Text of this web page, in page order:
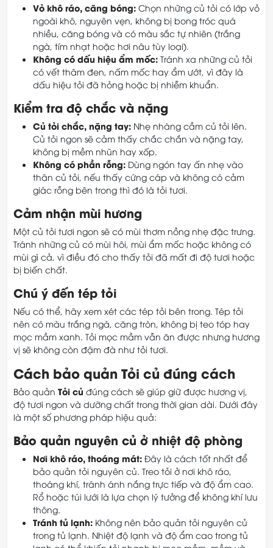
Vỏ khô ráo, căng bóng: Chọn những củ tỏi có lớp vỏ
ngoài khô, nguyên vẹn, không bị bong tróc quá
nhiều, căng bóng và có màu sắc tự nhiên (trắng
ngà, tím nhạt hoặc hơi nâu tùy loại).
Không có dấu hiệu ẩm mốc: Tránh xa những củ tỏi
có vết thâm đen, nấm mốc hay ẩm ướt, vì đây là
dấu hiệu tỏi đã hỏng hoặc bị nhiễm khuẩn.
Kiểm tra độ chắc và nặng
Củ tỏi chắc, nặng tay: Nhẹ nhàng cầm củ tỏi lên.
Củ tỏi ngon sẽ cảm thấy chắc chắn và nặng tay,
không bị mềm nhũn hay xốp.
Không có phần rỗng: Dùng ngón tay ấn nhẹ vào
thân củ tỏi, nếu thấy cứng cáp và không có cảm
giác rỗng bên trong thì đó là tỏi tươi.
Cảm nhận mùi hương
Một củ tỏi tươi ngon sẽ có mùi thơm nồng nhẹ đặc trưng.
Tránh những củ có mùi hôi, mùi ẩm mốc hoặc không có
mùi gì cả, vì điều đó cho thấy tỏi đã mất đi độ tươi hoặc
bị biến chất.
Chú ý đến tép tỏi
Nếu có thể, hãy xem xét các tép tỏi bên trong. Tép tỏi
nên có màu trắng ngà, căng tròn, không bị teo tóp hay
mọc mầm xanh. Tỏi mọc mầm vẫn ăn được nhưng hương
vị sẽ không còn đậm đà như tỏi tươi.
Cách bảo quản Tỏi củ đúng cách
Bảo quản Tỏi củ đúng cách sẽ giúp giữ được hương vị,
độ tươi ngon và dưỡng chất trong thời gian dài. Dưới đây
là một số phương pháp hiệu quả:
Bảo quản nguyên củ ở nhiệt độ phòng
Nơi khô ráo, thoáng mát: Đây là cách tốt nhất để
bảo quản tỏi nguyên củ. Treo tỏi ở nơi khô ráo,
thoáng khí, tránh ánh nắng trực tiếp và độ ẩm cao.
Rổ hoặc túi lưới là lựa chọn lý tưởng để không khí lưu
thông.
Tránh tủ lạnh: Không nên bảo quản tỏi nguyên củ
trong tủ lạnh. Nhiệt độ lạnh và độ ẩm cao trong tủ